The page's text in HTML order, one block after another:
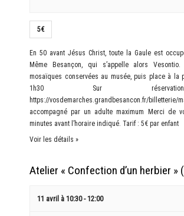
5€
En 50 avant Jésus Christ, toute la Gaule est
Même Besançon, qui s’appelle alors Vesontio.
mosaïques conservées au musée, puis place à la
1h30 Sur
https://vosdemarches.grandbesancon.fr/
accompagné par un adulte maximum Merci de
minutes avant l’horaire indiqué. Tarif : 5€ par enfant
Voir les détails »
Atelier « Confection d’un herbier »
11 avril à 10:30-12:00